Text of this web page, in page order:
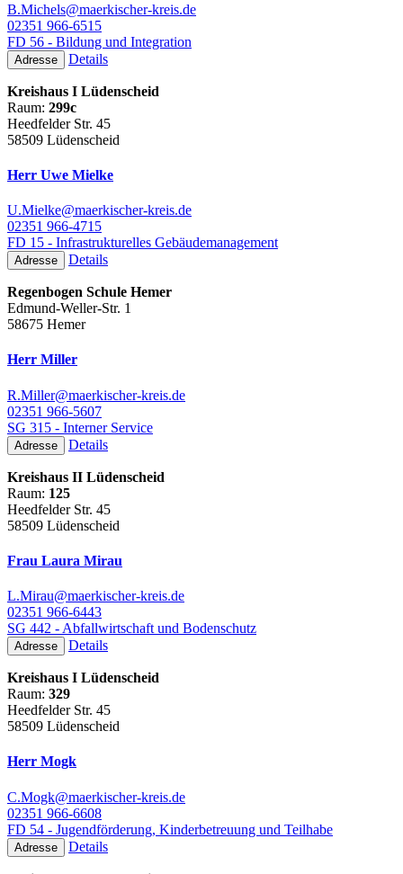
B.Michels@maerkischer-kreis.de
02351 966-6515
FD 56 - Bildung und Integration
Adresse Details
Kreishaus I Lüdenscheid
Raum: 299c
Heedfelder Str. 45
58509 Lüdenscheid
Herr Uwe Mielke
U.Mielke@maerkischer-kreis.de
02351 966-4715
FD 15 - Infrastrukturelles Gebäudemanagement
Adresse Details
Regenbogen Schule Hemer
Edmund-Weller-Str. 1
58675 Hemer
Herr Miller
R.Miller@maerkischer-kreis.de
02351 966-5607
SG 315 - Interner Service
Adresse Details
Kreishaus II Lüdenscheid
Raum: 125
Heedfelder Str. 45
58509 Lüdenscheid
Frau Laura Mirau
L.Mirau@maerkischer-kreis.de
02351 966-6443
SG 442 - Abfallwirtschaft und Bodenschutz
Adresse Details
Kreishaus I Lüdenscheid
Raum: 329
Heedfelder Str. 45
58509 Lüdenscheid
Herr Mogk
C.Mogk@maerkischer-kreis.de
02351 966-6608
FD 54 - Jugendförderung, Kinderbetreuung und Teilhabe
Adresse Details